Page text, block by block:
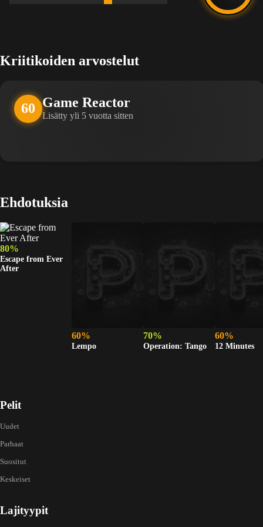
Kriitikoiden arvostelut
Game Reactor
Lisätty yli 5 vuotta sitten
60
Ehdotuksia
80%
Escape from Ever
After
60%
Lempo
70%
Operation: Tango
60%
12 Minutes
Pelit
Uudet
Parhaat
Suositut
Keskeiset
Lajityypit